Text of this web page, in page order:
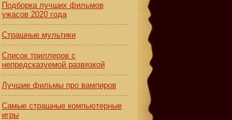
Подборка лучших фильмов
ужасов 2020 года
Страшные мультики
Список триллеров с
непредсказуемой развязкой
Лучшие фильмы про вампиров
Самые страшные компьютерные
игры